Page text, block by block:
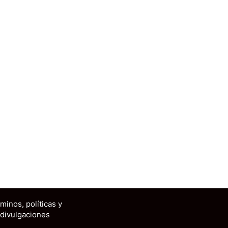
políticas y
divulgaciones